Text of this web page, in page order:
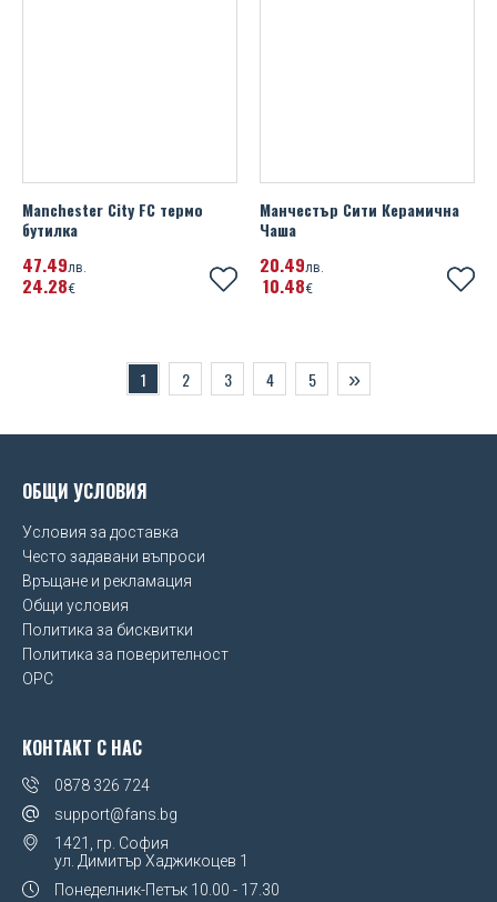
Manchester City FC термо
бутилка
47 49лв.
24 28€
Манчестър Сити Керамична
Чаша
20 49лв.
10 48€
1 2 3 4 5 »
ОБЩИ УСЛОВИЯ
Условия за доставка
Често задавани въпроси
Връщане и рекламация
Общи условия
Политика за бисквитки
Политика за поверителност
OPC
КОНТАКТ С НАС
0878 326 724
support@fans.bg
1421, гр. София
ул. Димитър Хаджикоцев 1
Понеделник-Петък 10.00 - 17.30